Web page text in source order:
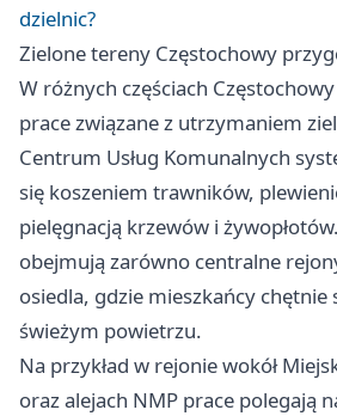
dzielnic?
Zielone tereny Częstochowy
W różnych częściach
prace związane z utrzymaniem
Centrum Usług Komunalnych
się koszeniem trawników,
pielęgnacją krzewów i
obejmują zarówno centralne
osiedla, gdzie mieszkańcy chętnie
świeżym powietrzu.
Na przykład w rejonie wokół
oraz alejach NMP prace polegają